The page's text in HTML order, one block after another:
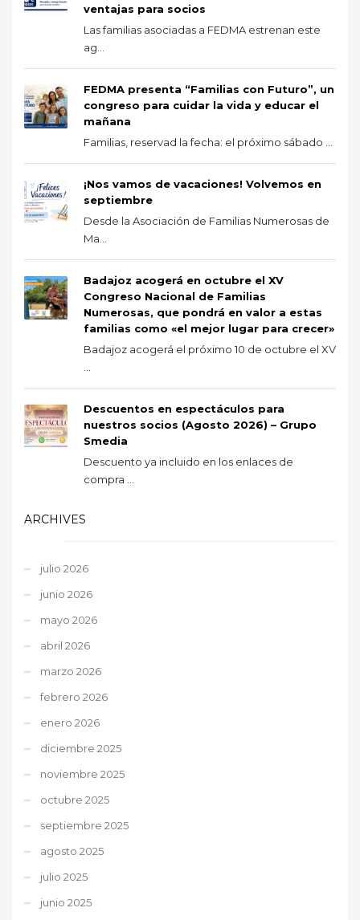
ventajas para socios
Las familias asociadas a FEDMA estrenan este
ag...
FEDMA presenta “Familias con Futuro”, un
congreso para cuidar la vida y educar el
mañana
Familias, reservad la fecha: el próximo sábado ...
¡Nos vamos de vacaciones! Volvemos en
septiembre
Desde la Asociación de Familias Numerosas de
Ma...
Badajoz acogerá en octubre el XV
Congreso Nacional de Familias
Numerosas, que pondrá en valor a estas
familias como «el mejor lugar para crecer»
Badajoz acogerá el próximo 10 de octubre el XV
Descuentos en espectáculos para
nuestros socios (Agosto 2026) – Grupo
Smedia
Descuento ya incluido en los enlaces de
compra ...
ARCHIVES
julio 2026
junio 2026
mayo 2026
abril 2026
marzo 2026
febrero 2026
enero 2026
diciembre 2025
noviembre 2025
octubre 2025
septiembre 2025
agosto 2025
julio 2025
junio 2025